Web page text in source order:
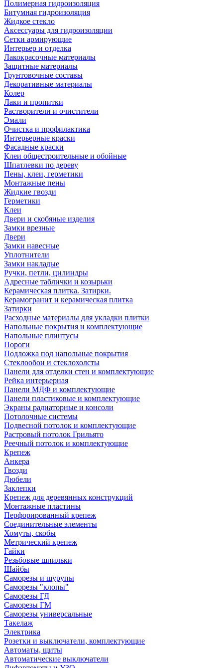
Полимерная гидроизоляция
Битумная гидроизоляция
Жидкое стекло
Аксессуары для гидроизоляции
Сетки армирующие
Интерьер и отделка
Лакокрасочные материалы
Защитные материалы
Грунтовочные составы
Декоративные материалы
Колер
Лаки и пропитки
Растворители и очистители
Эмали
Очистка и профилактика
Интерьерные краски
Фасадные краски
Клеи общестроительные и обойные
Шпатлевки по дереву
Пены, клеи, герметики
Монтажные пены
Жидкие гвозди
Герметики
Клеи
Двери и скобяные изделия
Замки врезные
Двери
Замки навесные
Уплотнители
Замки накладые
Ручки, петли, цилиндры
Адресные таблички и козырьки
Керамическая плитка. Затирки.
Керамогранит и керамическая плитка
Затирки
Расходные материалы для укладки плитки
Напольные покрытия и комплектующие
Напольные плинтусы
Пороги
Подложка под напольные покрытия
Стеклообои и стеклохолсты
Панели для отделки стен и комплектующие
Рейка интерьерная
Панели МДФ и комплектующие
Панели пластиковые и комплектующие
Экраны радиаторные и консоли
Потолочные системы
Подвесной потолок и комплектующие
Растровый потолок Грильято
Реечный потолок и комплектующие
Крепеж
Анкера
Гвозди
Дюбели
Заклепки
Крепеж для деревянных конструкций
Монтажные пластины
Перфорированный крепеж
Соединительные элементы
Хомуты, скобы
Метрический крепеж
Гайки
Резьбовые шпильки
Шайбы
Саморезы и шурупы
Саморезы "клопы"
Саморезы ГД
Саморезы ГМ
Саморезы универсальные
Такелаж
Электрика
Розетки и выключатели, комплектующие
Автоматы, щиты
Автоматические выключатели